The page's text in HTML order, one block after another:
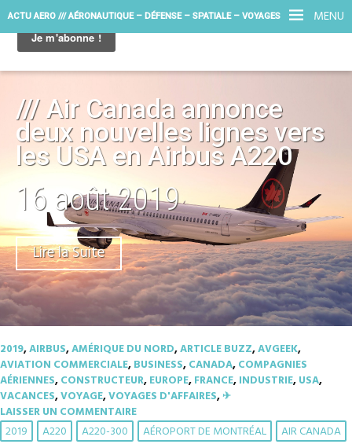
MENU
ACTU AERO /// AÉRONAUTIQUE – DÉFENSE – SPATIALE – VOYAGES
/// Air Canada annonce
deux nouvelles lignes vers
les USA en Airbus A220
16 août 2019
Lire la Suite
2019,AIRBUS,AMÉRIQUE DU NORD,ARTICLE BUZZ,AVGEEK,
AVIATION COMMERCIALE,BUSINESS,CANADA,COMPAGNIES
AÉRIENNES,CONSTRUCTEUR,EUROPE,FRANCE,INDUSTRIE,USA,
VACANCES,VOYAGE,VOYAGES D'AFFAIRES,✈︎
LAISSER UN COMMENTAIRE
2019 A220 A220-300 AÉROPORT DE MONTRÉAL
AIR CANADA